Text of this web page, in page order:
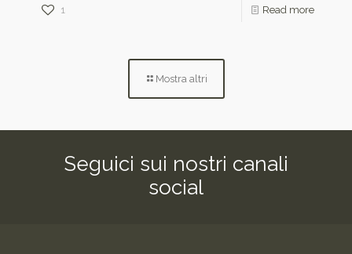
1 Read more
Mostra altri
Seguici sui nostri canali
social